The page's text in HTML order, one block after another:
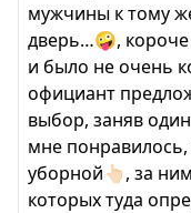
мужчины к тому
дверь…🤪, короче
и было не очень
официант
выбор, заняв
мне
уборной👆🏻, за
которых туда